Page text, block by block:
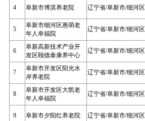
4 阜新市博淇养老院 辽宁省/阜新市/细河区
5
阜新市细河区惠萌老
年人幸福院
辽宁省/阜新市/细河区
6
阜新高新技术产业开
发区颐德泰康养中心
辽宁省/阜新市/细河区
7
阜新市开发区阳光水
岸养老院
辽宁省/阜新市/细河区
8
阜新市开发区大凯老
年人幸福院
辽宁省/阜新市/细河区
9 阜新市夕阳红养老院 辽宁省/阜新市/细河区